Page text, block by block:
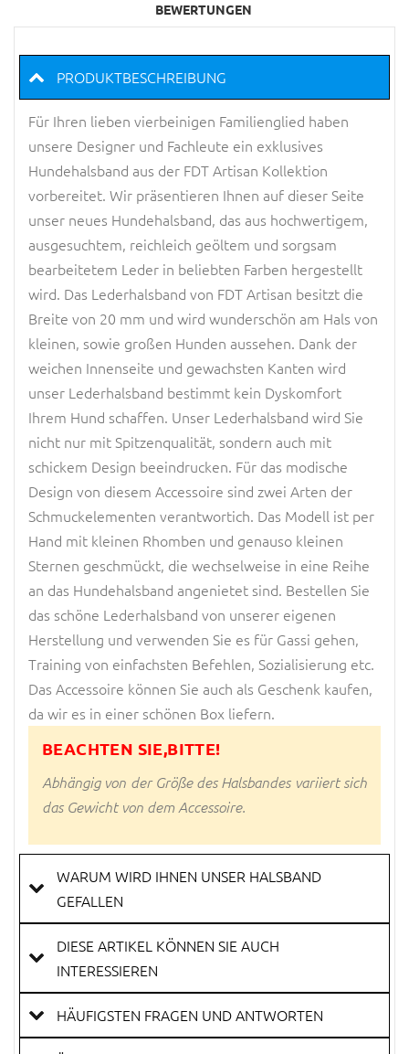
BEWERTUNGEN
PRODUKTBESCHREIBUNG
Für Ihren lieben vierbeinigen Familienglied haben
unsere Designer und Fachleute ein exklusives
Hundehalsband aus der FDT Artisan Kollektion
vorbereitet. Wir präsentieren Ihnen auf dieser Seite
unser neues Hundehalsband, das aus hochwertigem,
ausgesuchtem, reichleich geöltem und sorgsam
bearbeitetem Leder in beliebten Farben hergestellt
wird. Das Lederhalsband von FDT Artisan besitzt die
Breite von 20 mm und wird wunderschön am Hals von
kleinen, sowie großen Hunden aussehen. Dank der
weichen Innenseite und gewachsten Kanten wird
unser Lederhalsband bestimmt kein Dyskomfort
Ihrem Hund schaffen. Unser Lederhalsband wird Sie
nicht nur mit Spitzenqualität, sondern auch mit
schickem Design beeindrucken. Für das modische
Design von diesem Accessoire sind zwei Arten der
Schmuckelementen verantwortich. Das Modell ist per
Hand mit kleinen Rhomben und genauso kleinen
Sternen geschmückt, die wechselweise in eine Reihe
an das Hundehalsband angenietet sind. Bestellen Sie
das schöne Lederhalsband von unserer eigenen
Herstellung und verwenden Sie es für Gassi gehen,
Training von einfachsten Befehlen, Sozialisierung etc.
Das Accessoire können Sie auch als Geschenk kaufen,
da wir es in einer schönen Box liefern.
BEACHTEN SIE,BITTE!
Abhängig von der Größe des Halsbandes variiert sich
das Gewicht von dem Accessoire.
WARUM WIRD IHNEN UNSER HALSBAND
GEFALLEN
DIESE ARTIKEL KÖNNEN SIE AUCH
INTERESSIEREN
HÄUFIGSTEN FRAGEN UND ANTWORTEN